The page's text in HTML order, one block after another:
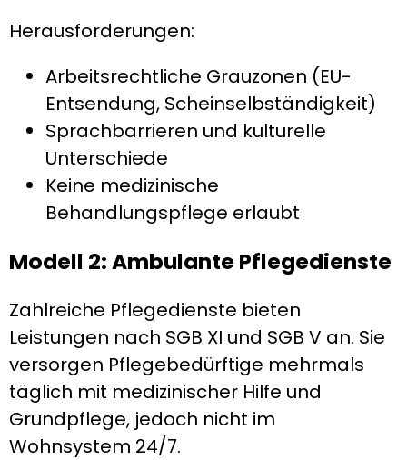
Herausforderungen:
Arbeitsrechtliche Grauzonen (EU-
Entsendung, Scheinselbständigkeit)
Sprachbarrieren und kulturelle
Unterschiede
Keine medizinische
Behandlungspflege erlaubt
Modell 2: Ambulante Pflegedienste
Zahlreiche Pflegedienste bieten
Leistungen nach SGB XI und SGB V an. Sie
versorgen Pflegebedürftige mehrmals
täglich mit medizinischer Hilfe und
Grundpflege, jedoch nicht im
Wohnsystem 24/7.